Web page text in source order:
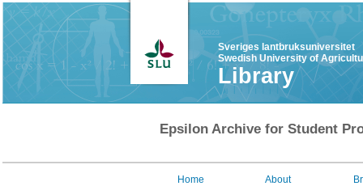
Sveriges lantbruksuniversitet
Swedish University of
Library
Epsilon Archive for Student
Home About